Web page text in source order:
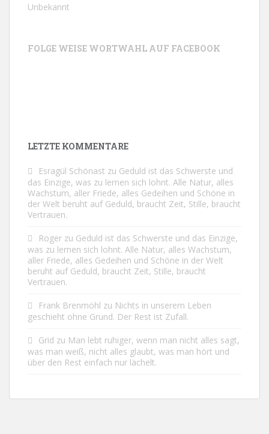
Unbekannt
FOLGE WEISE WORTWAHL AUF FACEBOOK
LETZTE KOMMENTARE
Esragül Schönast zu Geduld ist das Schwerste und
das Einzige, was zu lernen sich lohnt. Alle Natur, alles
Wachstum, aller Friede, alles Gedeihen und Schöne in
der Welt beruht auf Geduld, braucht Zeit, Stille, braucht
Vertrauen.
Roger zu Geduld ist das Schwerste und das Einzige,
was zu lernen sich lohnt. Alle Natur, alles Wachstum,
aller Friede, alles Gedeihen und Schöne in der Welt
beruht auf Geduld, braucht Zeit, Stille, braucht
Vertrauen.
Frank Brenmöhl zu Nichts in unserem Leben
geschieht ohne Grund. Der Rest ist Zufall.
Grid zu Man lebt ruhiger, wenn man nicht alles sagt,
was man weiß, nicht alles glaubt, was man hört und
über den Rest einfach nur lächelt.